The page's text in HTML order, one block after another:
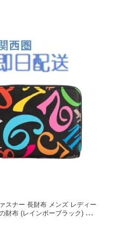
スナー 長財布 メンズ レディー
財布 (レインボーブラック) 財布